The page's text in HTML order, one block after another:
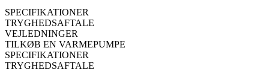
SPECIFIKATIONER
TRYGHEDSAFTALE
VEJLEDNINGER
TILKØB EN VARMEPUMPE
SPECIFIKATIONER
TRYGHEDSAFTALE